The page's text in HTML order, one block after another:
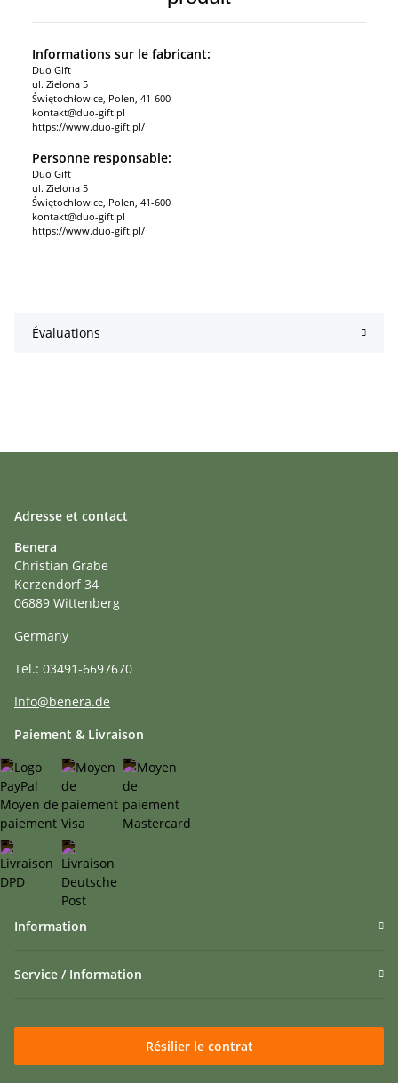
Informations sur le fabricant:
Duo Gift
ul. Zielona 5
Świętochłowice, Polen, 41-600
kontakt@duo-gift.pl
https://www.duo-gift.pl/
Personne responsable:
Duo Gift
ul. Zielona 5
Świętochłowice, Polen, 41-600
kontakt@duo-gift.pl
https://www.duo-gift.pl/
Évaluations
Adresse et contact
Benera
Christian Grabe
Kerzendorf 34
06889 Wittenberg
Germany
Tel.: 03491-6697670
Info@benera.de
Paiement & Livraison
Information
Service / Information
Résilier le contrat